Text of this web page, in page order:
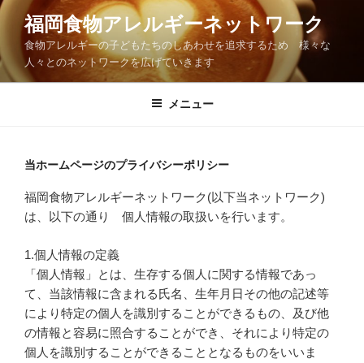
コ
ン
ツ
福岡食物アレルギーネットワーク
食物アレルギーの子どもたちのしあわせを追求するため 様々な
人々とのネットワークを広げていきます
メニュー
当ホームページのプライバシーポリシー
福岡食物アレルギーネットワーク(以下当ネットワーク)
は、以下の通り 個人情報の取扱いを行います。
1.個人情報の定義
「個人情報」とは、生存する個人に関する情報であっ
て、当該情報に含まれる氏名、生年月日その他の記述等
により特定の個人を識別することができるもの、及び他
の情報と容易に照合することができ、それにより特定の
個人を識別することができることとなるものをいいま